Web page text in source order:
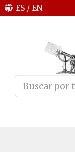
ES / EN